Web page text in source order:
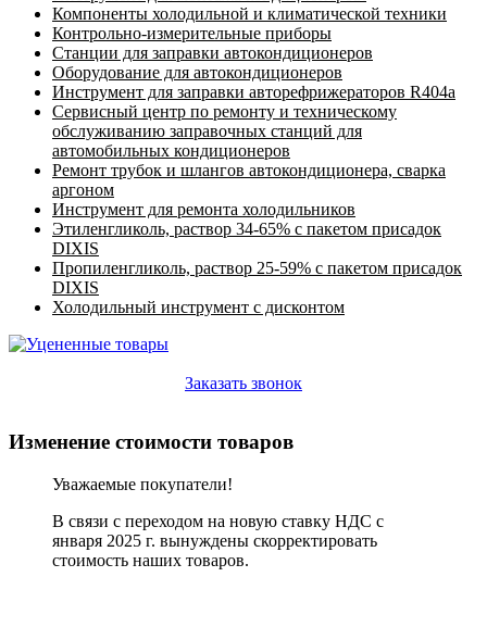
Компоненты холодильной и климатической техники
Контрольно-измерительные приборы
Станции для заправки автокондиционеров
Оборудование для автокондиционеров
Инструмент для заправки авторефрижераторов R404a
Сервисный центр по ремонту и техническому
обслуживанию заправочных станций для
автомобильных кондиционеров
Ремонт трубок и шлангов автокондиционера, сварка
аргоном
Инструмент для ремонта холодильников
Этиленгликоль, раствор 34-65% с пакетом присадок
DIXIS
Пропиленгликоль, раствор 25-59% с пакетом присадок
DIXIS
Холодильный инструмент с дисконтом
Заказать звонок
Изменение стоимости товаров
Уважаемые покупатели!
В связи с переходом на новую ставку НДС с
января 2025 г. вынуждены скорректировать
стоимость наших товаров.